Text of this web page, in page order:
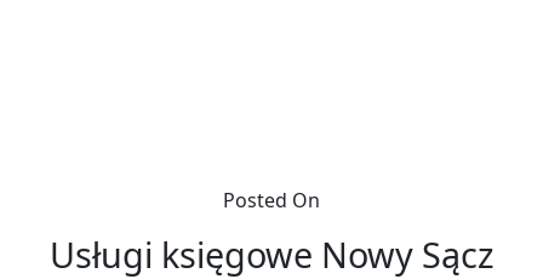
Posted On
Usługi księgowe Nowy Sącz